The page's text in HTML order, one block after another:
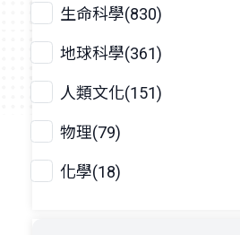
生命科學(830)
地球科學(361)
人類文化(151)
物理(79)
化學(18)